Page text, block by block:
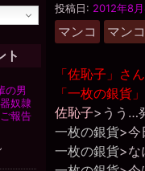
投稿日: 2012年8
マンコ
マン
「佐恥子」さ
「一枚の銀貨
佐恥子>うう…
一枚の銀貨>今
一枚の銀貨>な
ト